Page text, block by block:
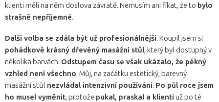
klienti měli na něm doslova závratě. Nemusím ani říkat, že to bylo
strašně nepříjemné.
Další volba se zdála být už profesionálnější. Koupil jsem si
pohádkově krásný dřevěný masážní stůl, který byl dostupný v
několika barvách. Odstupem času se však ukázalo, že pěkný
vzhled není všechno. Můj, na začátku estetický, barevný
masážní stůl nezvládal intenzivní používání. Po půl roce jsem
ho musel vyměnit, protože pukal, praskal a klienti už po té